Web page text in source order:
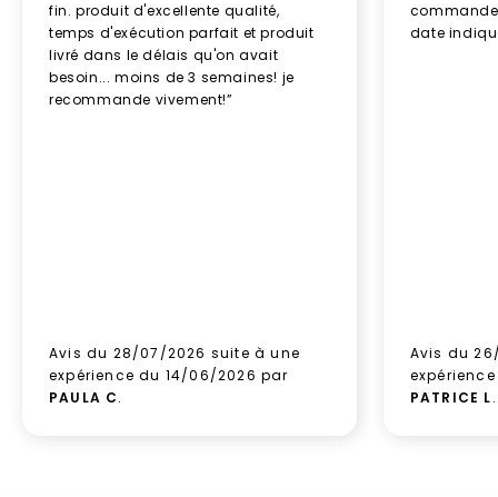
fin. produit d'excellente qualité,
temps d'exécution parfait et produit
livré dans le délais qu'on avait
besoin... moins de 3 semaines! je
recommande vivement!”
Avis du 28/07/2026 suite à une
expérience du 14/06/2026 par
PAULA C.
date
Avis du
PATRICE L.